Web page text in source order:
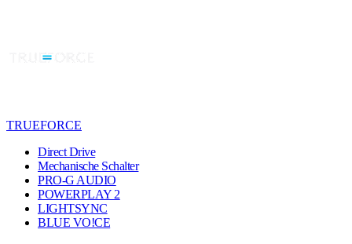
TRUEFORCE
Direct Drive
Mechanische Schalter
PRO-G AUDIO
POWERPLAY 2
LIGHTSYNC
BLUE VO!CE